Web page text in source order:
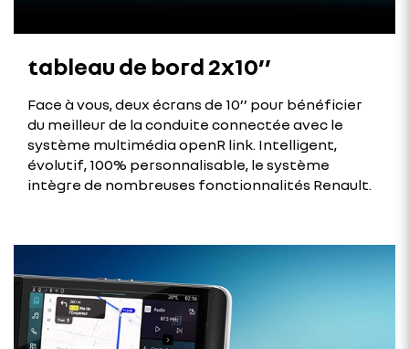
tableau de bord 2x10’’
Face à vous, deux écrans de 10’’ pour bénéficier
du meilleur de la conduite connectée avec le
système multimédia openR link. Intelligent,
évolutif, 100% personnalisable, le système
intègre de nombreuses fonctionnalités Renault.